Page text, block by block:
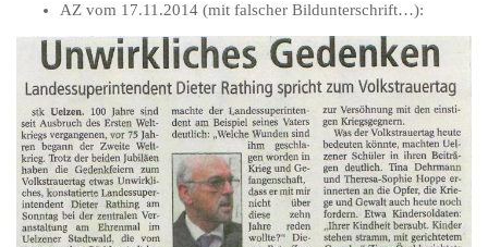
AZ vom 17.11.2014 (mit falscher Bildunterschrift…):